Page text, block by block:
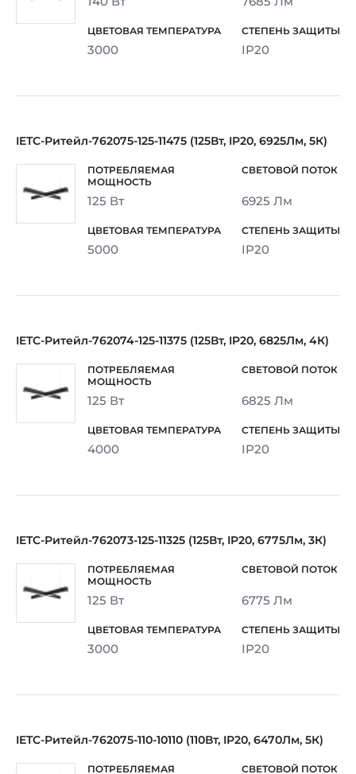
3000 IP20
IETC-Ритейл-762075-125-11475 (125Вт, IP20, 6925Лм, 5К)
125 Вт 6925 Лм
5000 IP20
IETC-Ритейл-762074-125-11375 (125Вт, IP20, 6825Лм, 4К)
125 Вт 6825 Лм
4000 IP20
IETC-Ритейл-762073-125-11325 (125Вт, IP20, 6775Лм, 3К)
125 Вт 6775 Лм
3000 IP20
IETC-Ритейл-762075-110-10110 (110Вт, IP20, 6470Лм, 5К)